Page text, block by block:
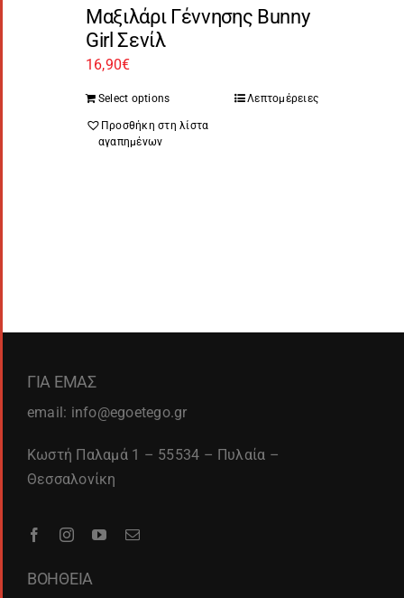
Μαξιλάρι Γέννησης Bunny
Girl Σενίλ
16,90€
Select options Λεπτομέρειες
Προσθήκη στη λίστα
αγαπημένων
ΓΙΑ ΕΜΑΣ
email: info@egoetego.gr
Κωστή Παλαμά 1 – 55534 – Πυλαία –
Θεσσαλονίκη
ΒΟΗΘΕΙΑ